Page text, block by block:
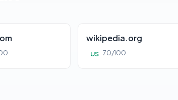
wikipedia.org
US 70/100